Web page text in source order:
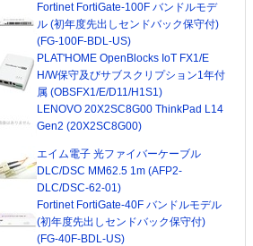
Fortinet FortiGate-100F バンドルモデ
ル (初年度先出しセンドバック保守付)
(FG-100F-BDL-US)
PLAT'HOME OpenBlocks IoT FX1/E
H/W保守及びサブスクリプション1年付
属 (OBSFX1/E/D11/H1S1)
LENOVO 20X2SC8G00 ThinkPad L14
Gen2 (20X2SC8G00)
エイム電子 光ファイバーケーブル
DLC/DSC MM62.5 1m (AFP2-
DLC/DSC-62-01)
Fortinet FortiGate-40F バンドルモデル
(初年度先出しセンドバック保守付)
(FG-40F-BDL-US)